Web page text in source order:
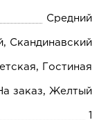
Средний
Скандинавский
Гостиная
заказ, Желтый